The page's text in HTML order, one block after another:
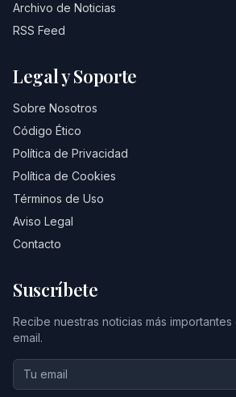
Archivo de Noticias
RSS Feed
Legal y Soporte
Sobre Nosotros
Código Ético
Política de Privacidad
Política de Cookies
Términos de Uso
Aviso Legal
Contacto
Suscríbete
Recibe nuestras noticias más
email.